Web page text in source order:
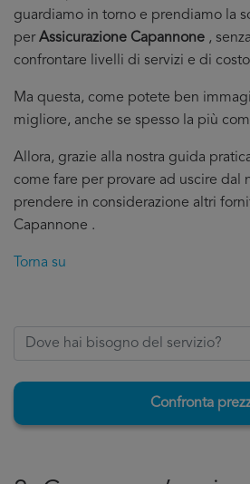
guardiamo in torno e prendiamo la
perAssicurazione Capannone ,
confrontare livelli di servizi e di
Ma questa, come potete ben
migliore, anche se spesso la più
Allora, grazie alla nostra guida
come fare per provare ad uscire dal
prendere in considerazione altri
Capannone .
Torna su
Confronta